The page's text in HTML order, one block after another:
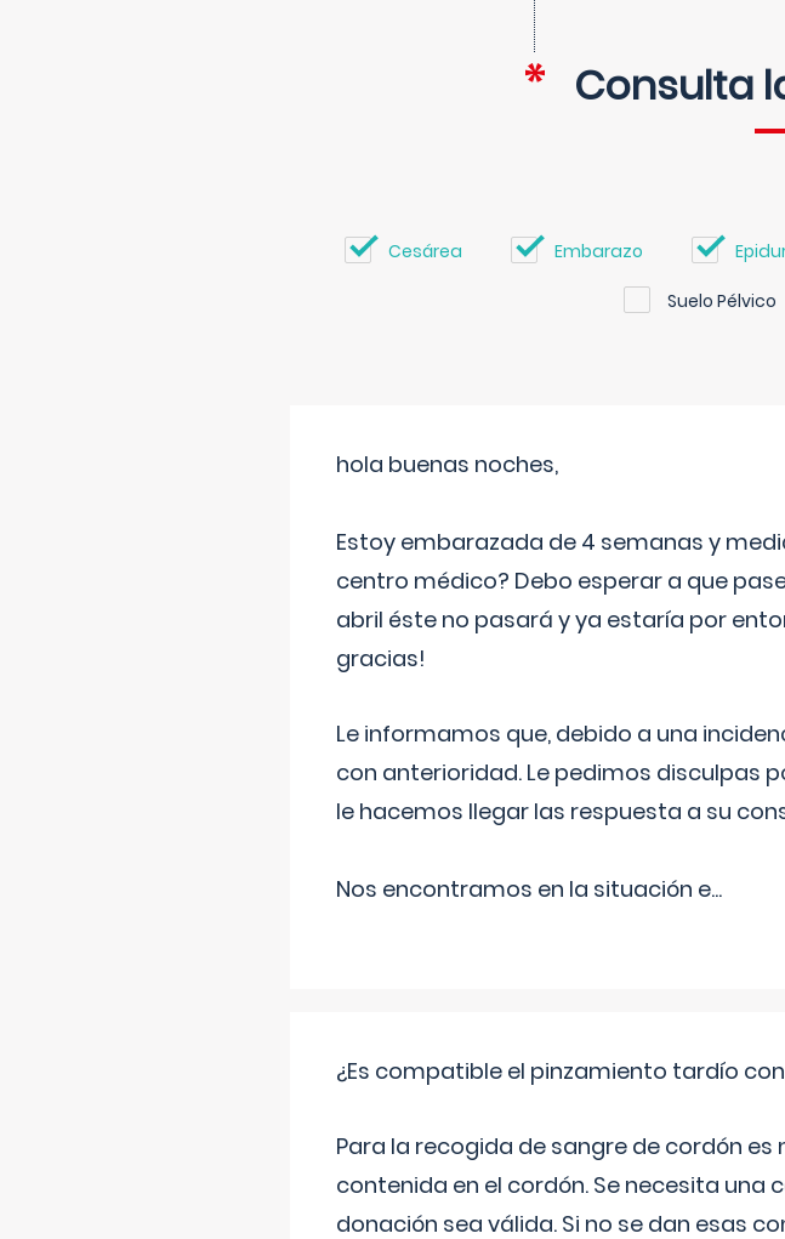
Consulta
Cesárea Embarazo
Suelo Pélvico
hola buenas noches,
Estoy embarazada de 4 semanas y
centro médico? Debo esperar a que
abril éste no pasará y ya estaría por
gracias!
Le informamos que, debido a una
con anterioridad. Le pedimos disculpas
le hacemos llegar las respuesta a su
Nos encontramos en la situación e...
¿Es compatible el pinzamiento tardío
Para la recogida de sangre de cordón
contenida en el cordón. Se necesita
donación sea válida. Si no se dan esas